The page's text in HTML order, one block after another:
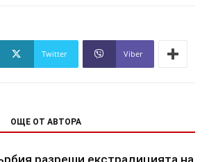
Twitter Viber
ОЩЕ ОТ АВТОРА